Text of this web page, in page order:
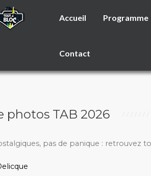
Accueil Programme
Contact
photos TAB 2026
pas de panique : retrouvez